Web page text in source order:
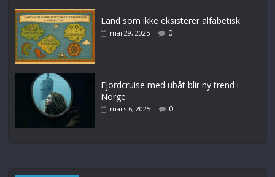
Land som ikke eksisterer alfabetisk
mai 29, 2025 0
Fjordcruise med ubåt blir ny trend i
Norge
mars 6, 2025 0